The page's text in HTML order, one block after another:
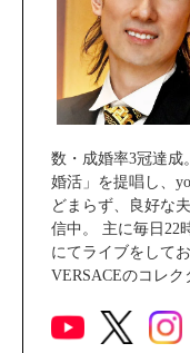
数・成婚率3冠達成
婚活」を提唱し、
どまらず、良好な
信中。 主に毎日22
にてライブをして
VERSACEのコレク